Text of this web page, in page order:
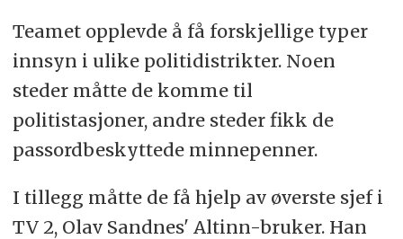
Teamet opplevde å få forskjellige typer
innsyn i ulike politidistrikter. Noen
steder måtte de komme til
politistasjoner, andre steder fikk de
passordbeskyttede minnepenner.
I tillegg måtte de få hjelp av øverste sjef i
TV 2, Olav Sandnes' Altinn-bruker. Han